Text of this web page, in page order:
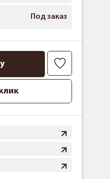
Под заказ